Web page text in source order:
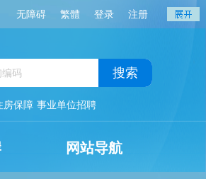
无障碍 繁體 登录 注册
搜索
房保障 事业单位招聘
网站导航